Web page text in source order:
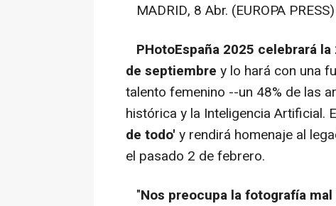
MADRID, 8 Abr. (EUROPA
PHotoEspaña 2025 celebrará
de septiembre y lo hará con una
talento femenino --un 48% de las
histórica y la Inteligencia Artificial.
de todo' y rendirá homenaje al
el pasado 2 de febrero.
"Nos preocupa la fotografía